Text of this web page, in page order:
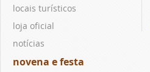
locais turísticos
loja oficial
notícias
novena e festa